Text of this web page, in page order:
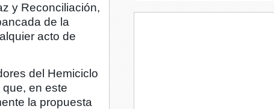
y Reconciliación,
de la
acto de
del Hemiciclo
en este
la propuesta